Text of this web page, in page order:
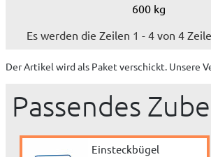
600 kg
Es werden die Zeilen 1 - 4 von 4
Der Artikel wirdals Paket verschickt. Unsere
Passendes
Einsteckbügel